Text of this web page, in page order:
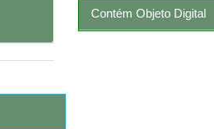
Contém Objeto Digital